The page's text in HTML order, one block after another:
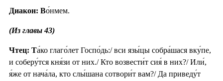
Диакон: Во́нмем.
(Из главы 43)
Чтец: Та́ко глаго́лет Госпо́дь:/ вси язы́цы собра́шася вку́пе,
и соберу́тся кня́зи от них./ Кто возвести́т сия́ в них?/ Или́,
я́же от нача́ла, кто слы́шана сотвори́т вам?/ Да приведу́т